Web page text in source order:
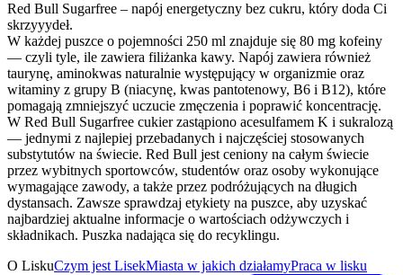
Red Bull Sugarfree – napój energetyczny bez cukru, który doda Ci
skrzyyydeł.
W każdej puszce o pojemności 250 ml znajduje się 80 mg kofeiny
— czyli tyle, ile zawiera filiżanka kawy. Napój zawiera również
taurynę, aminokwas naturalnie występujący w organizmie oraz
witaminy z grupy B (niacynę, kwas pantotenowy, B6 i B12), które
pomagają zmniejszyć uczucie zmęczenia i poprawić koncentrację.
W Red Bull Sugarfree cukier zastąpiono acesulfamem K i sukralozą
— jednymi z najlepiej przebadanych i najczęściej stosowanych
substytutów na świecie. Red Bull jest ceniony na całym świecie
przez wybitnych sportowców, studentów oraz osoby wykonujące
wymagające zawody, a także przez podróżujących na długich
dystansach. Zawsze sprawdzaj etykiety na puszce, aby uzyskać
najbardziej aktualne informacje o wartościach odżywczych i
składnikach. Puszka nadająca się do recyklingu.
O LiskuCzym jest LisekMiasta w jakich działamyPraca w lisku